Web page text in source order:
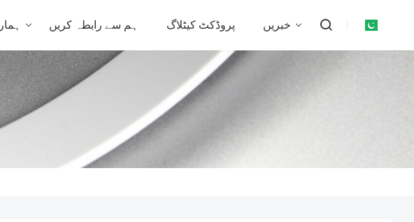
ہم سے رابطہ کریں پروڈکٹ کیٹلاگ خبریں